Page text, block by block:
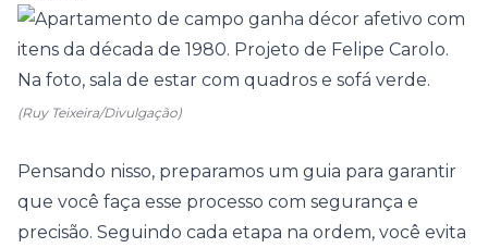
(Ruy Teixeira/Divulgação)
Pensando nisso, preparamos um guia para garantir
que você faça esse processo com segurança e
precisão. Seguindo cada etapa na ordem, você evita